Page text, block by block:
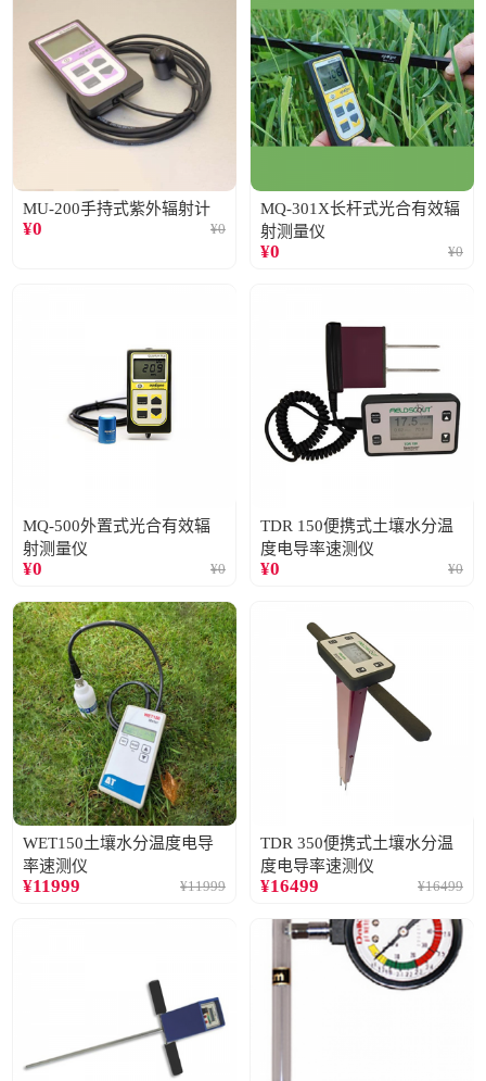
MU-200手持式紫外辐射计
¥0 ¥0
MQ-301X长杆式光合有效辐
射测量仪
¥0 ¥0
MQ-500外置式光合有效辐
射测量仪
¥0 ¥0
TDR 150便携式土壤水分温
度电导率速测仪
¥0 ¥0
WET150土壤水分温度电导
率速测仪
¥11999 ¥11999
TDR 350便携式土壤水分温
度电导率速测仪
¥16499 ¥16499